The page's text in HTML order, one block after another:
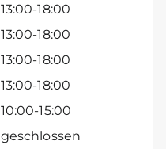
13:00-18:00
13:00-18:00
13:00-18:00
13:00-18:00
10:00-15:00
geschlossen